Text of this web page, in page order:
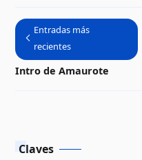
Entradas más
recientes
Intro de Amaurote
Claves